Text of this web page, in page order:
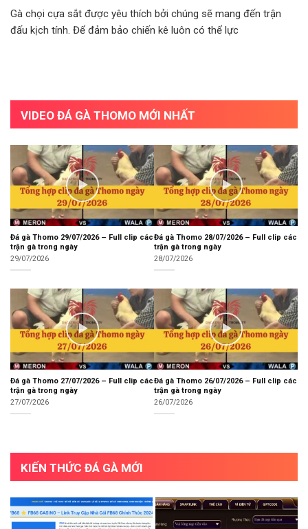
Gà chọi cựa sắt được yêu thích bởi chúng sẽ mang đến trận
đấu kịch tính. Để đảm bảo chiến kê luôn có thể lực
VIDEO ĐÁ GÀ THOMO MỚI NHẤT
Đá gà Thomo 29/07/2026 – Full clip các
trận gà trong ngày
29/07/2026
Đá gà Thomo 28/07/2026 – Full clip các
trận gà trong ngày
28/07/2026
Đá gà Thomo 27/07/2026 – Full clip các
trận gà trong ngày
27/07/2026
Đá gà Thomo 26/07/2026 – Full clip các
trận gà trong ngày
26/07/2026
KIẾN THỨC ĐÁ GÀ MỚI